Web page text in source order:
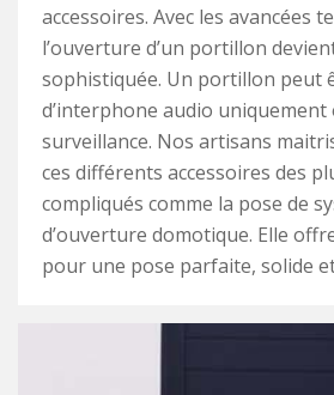
accessoires. Avec les avancées
l’ouverture d’un portillon
sophistiquée. Un portillon peut
d’interphone audio uniquement
surveillance. Nos artisans
ces différents accessoires des
compliqués comme la pose de
d’ouverture domotique. Elle
pour une pose parfaite, solide